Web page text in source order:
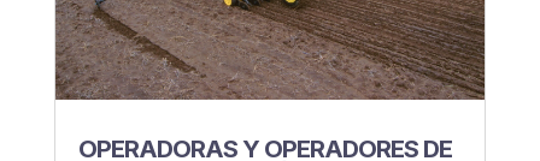
OPERADORAS Y OPERADORES DE